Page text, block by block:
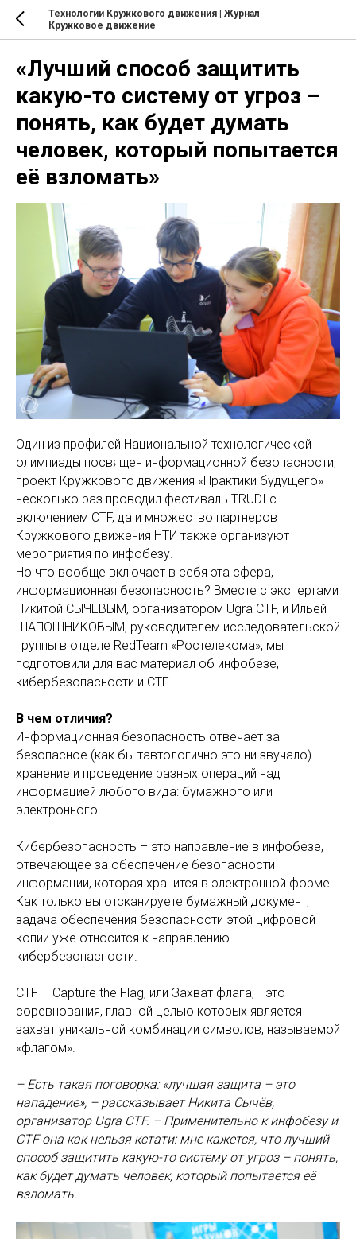
Технологии Кружкового движения | Журнал
Кружковое движение
«Лучший способ защитить
какую-то систему от угроз –
понять, как будет думать
человек, который попытается
её взломать»
Один из профилей Национальной технологической
олимпиады посвящен информационной безопасности,
проект Кружкового движения «Практики будущего»
несколько раз проводил фестиваль TRUDI с
включением CTF, да и множество партнеров
Кружкового движения НТИ также организуют
мероприятия по инфобезу.
Но что вообще включает в себя эта сфера,
информационная безопасность? Вместе с экспертами
Никитой СЫЧЕВЫМ, организатором Ugra CTF, и Ильей
ШАПОШНИКОВЫМ, руководителем исследовательской
группы в отделе RedTeam «Ростелекома», мы
подготовили для вас материал об инфобезе,
кибербезопасности и CTF.
В чем отличия?
Информационная безопасность отвечает за
безопасное (как бы тавтологично это ни звучало)
хранение и проведение разных операций над
информацией любого вида: бумажного или
электронного.
Кибербезопасность – это направление в инфобезе,
отвечающее за обеспечение безопасности
информации, которая хранится в электронной форме.
Как только вы отсканируете бумажный документ,
задача обеспечения безопасности этой цифровой
копии уже относится к направлению
кибербезопасности.
CTF – Сapture the Flag, или Захват флага,– это
соревнования, главной целью которых является
захват уникальной комбинации символов, называемой
«флагом».
– Есть такая поговорка: «лучшая защита – это
нападение», – рассказывает Никита Сычёв,
организатор Ugra CTF. – Применительно к инфобезу и
CTF она как нельзя кстати: мне кажется, что лучший
способ защитить какую-то систему от угроз – понять,
как будет думать человек, который попытается её
взломать.